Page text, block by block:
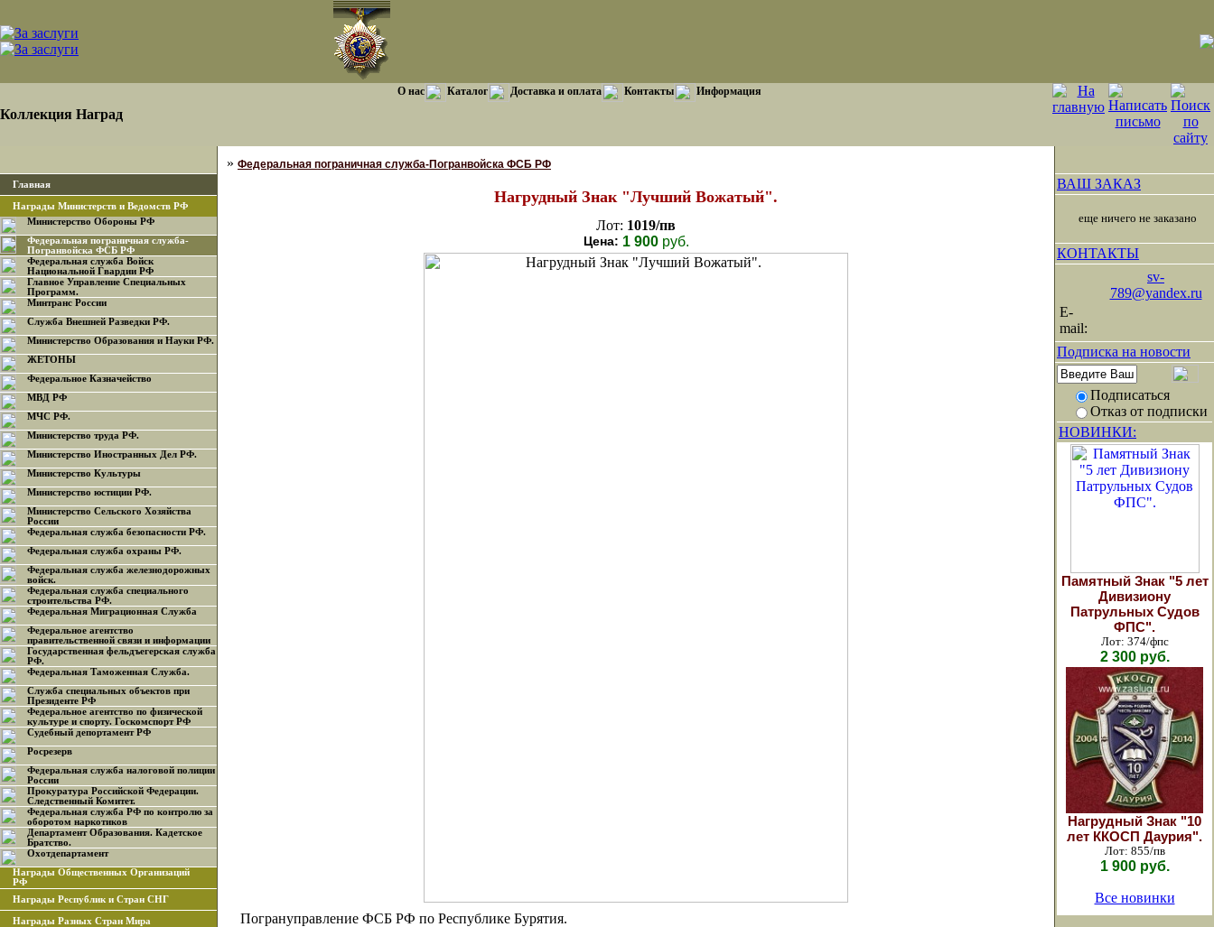
Коллекция Наград
О нас Каталог Доставка и оплата Контакты Информация
Главная
Награды Министерств и Ведомств РФ
Министерство Обороны РФ
Федеральная пограничная служба-
Погранвойска ФСБ РФ
Федеральная служба Войск
Национальной Гвардии РФ
Главное Управление Специальных
Программ.
Минтранс России
Служба Внешней Разведки РФ.
Министерство Образования и Науки РФ.
ЖЕТОНЫ
Федеральное Казначейство
МВД РФ
МЧС РФ.
Министерство труда РФ.
Министерство Иностранных Дел РФ.
Министерство Культуры
Министерство юстиции РФ.
Министерство Сельского Хозяйства
России
Федеральная служба безопасности РФ.
Федеральная служба охраны РФ.
Федеральная служба железнодорожных
войск.
Федеральная служба специального
строительства РФ.
Федеральная Миграционная Служба
Федеральное агентство
правительственной связи и информации
Государственная фельдъегерская служба
РФ.
Федеральная Таможенная Служба.
Служба специальных объектов при
Президенте РФ
Федеральное агентство по физической
культуре и спорту. Госкомспорт РФ
Судебный депортамент РФ
Росрезерв
Федеральная служба налоговой полиции
России
Прокуратура Российской Федерации.
Следственный Комитет.
Федеральная служба РФ по контролю за
оборотом наркотиков
Департамент Образования. Кадетское
Братство.
Охотдепартамент
Награды Общественных Организаций
РФ
Награды Республик и Стран СНГ
Награды Разных Стран Мира
» Федеральная пограничная служба-Погранвойска ФСБ РФ
Нагрудный Знак "Лучший Вожатый".
Лот: 1019/пв
Цена: 1 900руб.
Погрануправление ФСБ РФ по Республике Бурятия.
ВАШ ЗАКАЗ
еще ничего не заказано
КОНТАКТЫ
sv-
789@yandex.ru
E-
mail:
Подписка на новости
Подписаться
Отказ от подписки
НОВИНКИ:
Памятный Знак "5 лет
Дивизиону
Патрульных Судов
ФПС".
Лот: 374/фпс
2 300 руб.
Нагрудный Знак "10
лет ККОСП Даурия".
Лот: 855/пв
1 900 руб.
Все новинки